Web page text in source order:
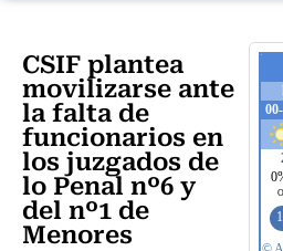
CSIF plantea
movilizarse ante
la falta de
funcionarios en
los juzgados de
lo Penal nº6 y
del nº1 de
Menores